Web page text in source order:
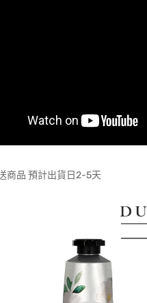
商品 預計出貨日2-5天